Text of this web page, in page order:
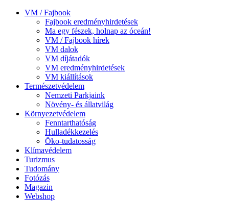
VM / Fajbook
Fajbook eredményhirdetések
Ma egy fészek, holnap az óceán!
VM / Fajbook hírek
VM dalok
VM díjátadók
VM eredményhirdetések
VM kiállítások
Természetvédelem
Nemzeti Parkjaink
Növény- és állatvilág
Környezetvédelem
Fenntarthatóság
Hulladékkezelés
Öko-tudatosság
Klímavédelem
Turizmus
Tudomány
Fotózás
Magazin
Webshop